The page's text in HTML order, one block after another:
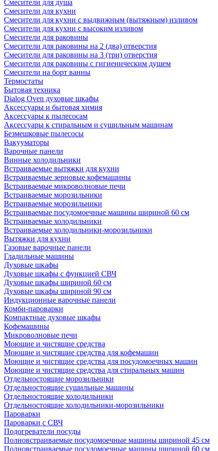
Смесители для душа
Смесители для кухни
Смесители для кухни с выдвижным (вытяжным) изливом
Смесители для кухни с высоким изливом
Смесители для раковины
Смесители для раковины на 2 (два) отверстия
Смесители для раковины на 3 (три) отверстия
Смесители для раковины с гигиеническим душем
Смесители на борт ванны
Термостаты
Бытовая техника
Dialog Oven духовые шкафы
Аксессуары и бытовая химия
Аксессуары к пылесосам
Аксессуары к стиральным и сушильным машинам
Безмешковые пылесосы
Вакууматоры
Варочные панели
Винные холодильники
Встраиваемые вытяжки для кухни
Встраиваемые зерновые кофемашины
Встраиваемые микроволновые печи
Встраиваемые морозильники
Встраиваемые морозильники
Встраиваемые посудомоечные машины шириной 60 см
Встраиваемые холодильники
Встраиваемые холодильники-морозильники
Вытяжки для кухни
Газовые варочные панели
Гладильные машины
Духовые шкафы
Духовые шкафы с функцией СВЧ
Духовые шкафы шириной 60 см
Духовые шкафы шириной 90 см
Индукционные варочные панели
Комби-пароварки
Компактные духовые шкафы
Кофемашины
Микроволновые печи
Моющие и чистящие средства
Моющие и чистящие средства для кофемашин
Моющие и чистящие средства для посудомоечных машин
Моющие и чистящие средства для стиральных машин
Отдельностоящие морозильники
Отдельностоящие сушильные машины
Отдельностоящие холодильники
Отдельностоящие холодильники-морозильники
Пароварки
Пароварки с СВЧ
Подогреватели посуды
Полновстраиваемые посудомоечные машины шириной 45 см
Полновстраиваемые посудомоечные машины шириной 60 см